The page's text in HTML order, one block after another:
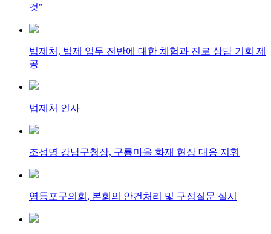
것"
법제처, 법제 업무 전반에 대한 체험과 진로 상담 기회 제
공
법제처 인사
조성명 강남구청장, 구룡마을 화재 현장 대응 지휘
영등포구의회, 본회의 안건처리 및 구정질문 실시